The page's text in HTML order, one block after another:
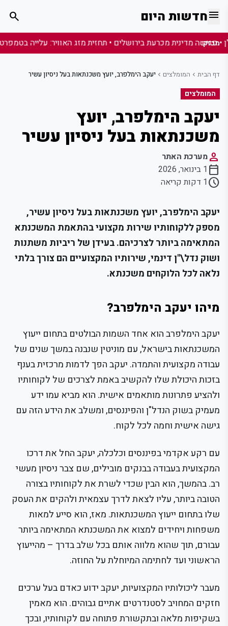
menuחדשות היום search
מבזק:
דף הבית chevron_left המומלצים chevron_left יעקב הימלפרב, יועץ משכנתאות בעל ניסיון עשיר
המומלצים
יעקב הימלפרב, יועץ
משכנתאות בעל ניסיון עשיר
personמערכת האתר
calendar_today 1 בינואר, 2026
schedule1 דקות קריאה
יעקב הימלפרב, יועץ משכנתאות בעל ניסיון עשיר,
מספק ללקוחותיו שירות מקצועי בהתאמת המשכנתא
המתאימה ביותר לצרכיהם. בעידן של ריביות משתנות
ושוק נדל\"ן דינמי, שירותיו המקצועיים הם צורך בלתי
נלאה לכל הלוקחים משכנתא.
מיהו יעקב הימלפרב?
יעקב הימלפרב הוא אחד השמות הבולטים בתחום ייעוץ
המשכנתאות בישראל, עם מוניטין שנבנה במשך שנים של
עבודה מקצועית והתמדה. יעקב הפך לדמות מרכזית בענף
בזכות היכולת שלו להקשיב באמת לצרכים של לקוחותיו
ולהציע פתרונות מותאמים אישית. הוא מביא עמו ידע
מעמיק בשוק הנדל"ן והפיננסים, ומשלב את הידע הזה עם
גישה אישית וחמה לכל לקוח.
עם רקע אקדמי בפיננסים וכלכלה, יעקב החל את דרכו
המקצועית בעבודה בבנקים מובילים, שם צבר ניסיון מעשי
רב. בהמשך, הוא הבין שכדי לשרת את לקוחותיו בצורה
הטובה ביותר, עליו לצאת לדרך עצמאית ולהקים את העסק
שלו בתחום ייעוץ המשכנתאות. מאז, הוא סייע למאות
משפחות ויחידים למצוא את המשכנתא המתאימה ביותר
עבורם, תוך שהוא מלווה אותם בכל שלב בדרך – מהייעוץ
הראשוני ועד לחתימה המיוחלת על החוזה.
מעבר ליכולותיו המקצועיות, יעקב ידוע כאדם בעל ערכים
חזקים המחויב לסטנדרטים אתיים גבוהים. הוא מאמין
בשקיפות מלאה ובתקשורת פתוחה עם לקוחותיו, ובכך